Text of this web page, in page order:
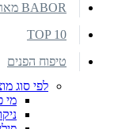
BABOR מארזים
TOP 10
טיפוח הפנים
לפי סוג
מי